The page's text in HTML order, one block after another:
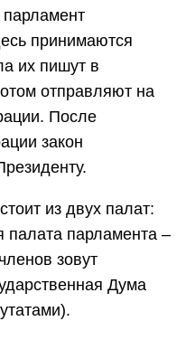
принимаются
их пишут в
отправляют на
После
закон
из двух палат:
палата парламента –
зовут
Дума